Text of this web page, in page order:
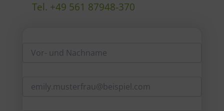
Tel. +49 561 87948-370